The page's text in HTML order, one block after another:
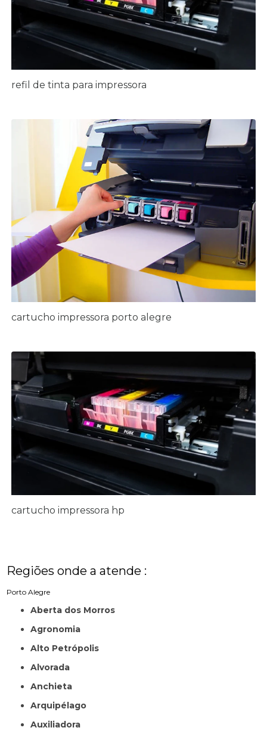
refil de tinta para impressora
cartucho impressora porto alegre
cartucho impressora hp
Regiões onde a atende :
Porto Alegre
Aberta dos Morros
Agronomia
Alto Petrópolis
Alvorada
Anchieta
Arquipélago
Auxiliadora